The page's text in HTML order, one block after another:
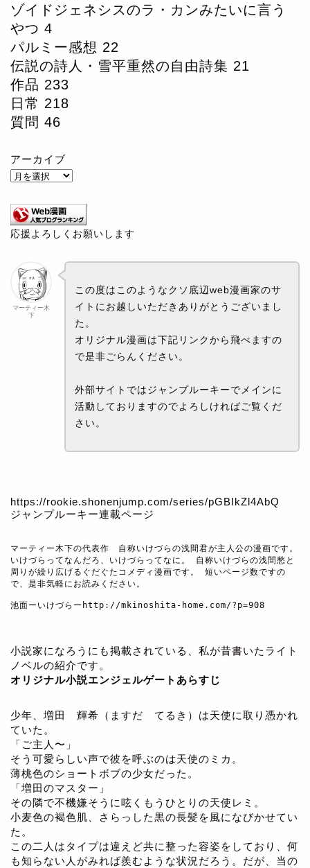
ゾイドジェネシスのラ・カンみたいに言う
やつ 4
パルミー感想 22
伝説の詩人・雪平重然の自由詩集 21
作品 233
日常 218
質問 46
アーカイブ
応援よろしくお願いします
マーティー木
下
この度はこのようなクソ底辺web漫画家のサ
イトにお越しいただきありがとうございまし
た。
オリジナル漫画は下記リンクから飛べますの
で是非ごらんください。
外部サイトではジャンプルーキーでメインに
活動しておりますのでよろしければご覧くだ
さい。
https://rookie.shonenjump.com/series/pGBIkZl4AbQ
ジャンプルーキー連載ページ
マーティー木下の代表作　自称いけづらの浅間君が主人公の漫画です。
いけづらってなんだろ、いけづらってなに。 自称いけづらの浅間愁と
周りが繰り広げるぐだぐたコメディ漫画です。 短いページ数ですの
で、是非気軽にお読みください。
池面ーいけづらー http://mkinoshita-home.com/?p=908
小説家になろうにも掲載されている、私が昔書いたライト
ノベルの紹介です。
オリジナル小説エンジェルゲートあらすじ
少年、増田 輝希（ますだ てるき）は天使に取り憑かれ
ていた。
「ご主人〜」
そう可愛らしい声で彼を呼ぶのは天使のミカ。
薄桃色のショートボブの少女だった。
「増田のマスター」
その隣で不機嫌そうに呟くもうひとりの天使レミ。
小麦色の褐色肌、さらっした黒の長髪を風になびかせてい
た。
この二人はタイプは違えど共に整った容姿をしており、何
も知らない人がみれば羨むような状況だろう。だが、当の